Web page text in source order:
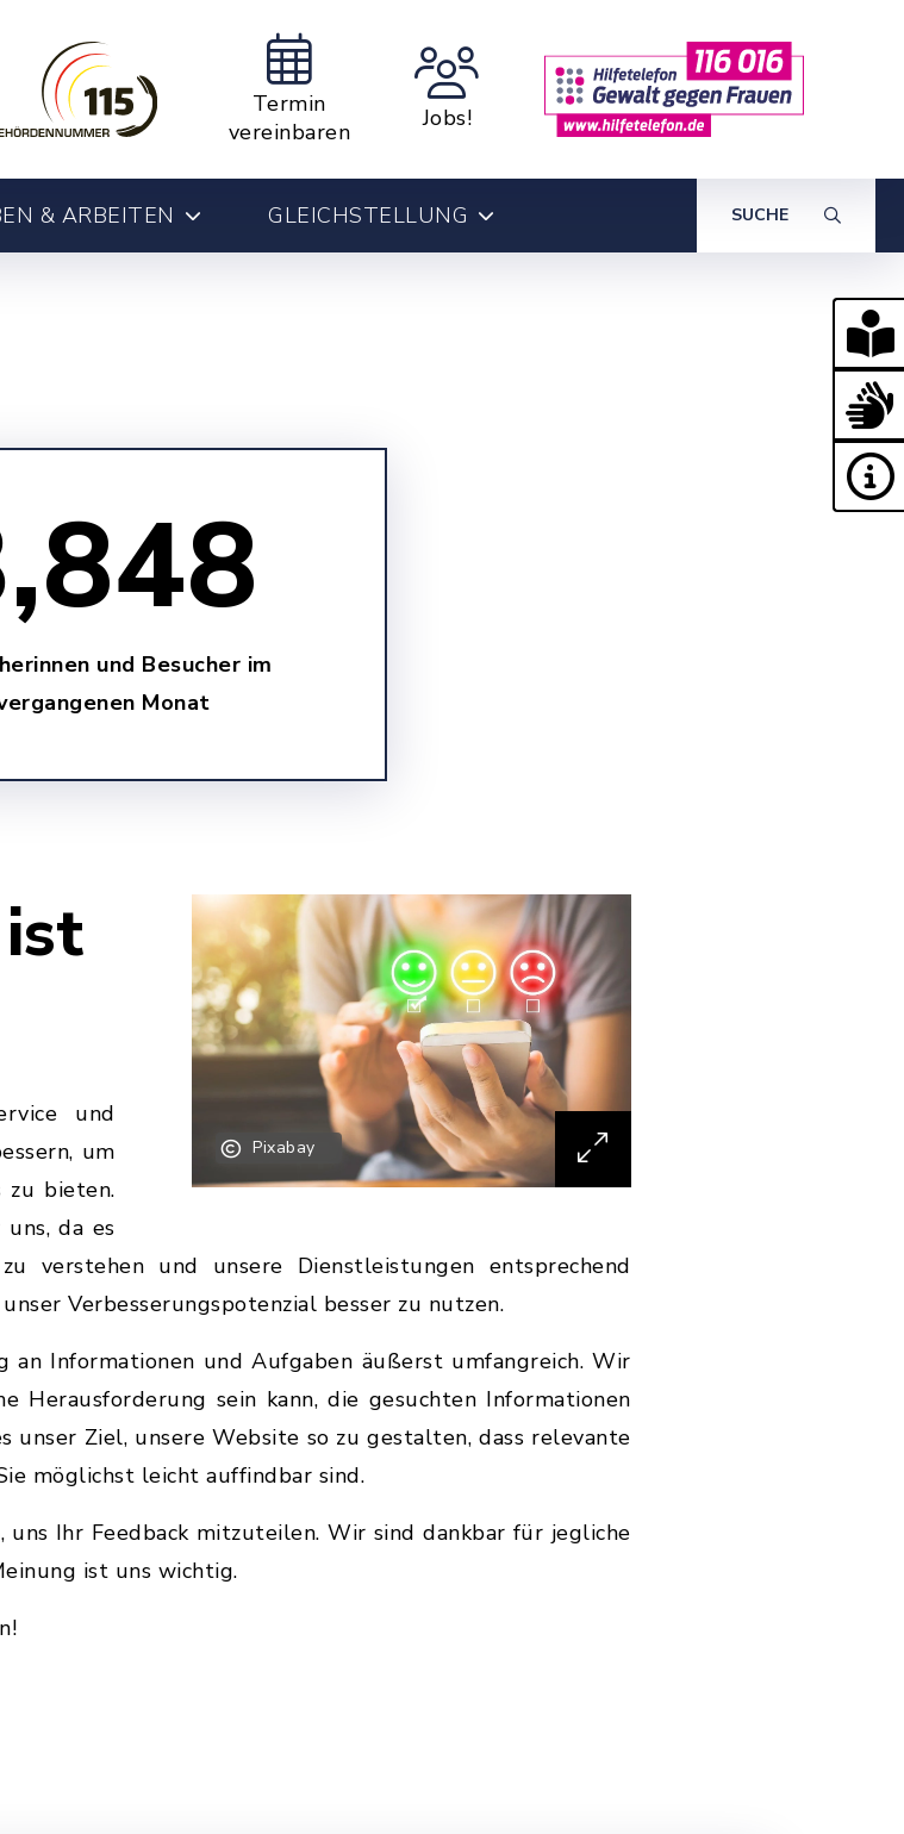
Termin
vereinbaren
Jobs!
& ARBEITEN GLEICHSTELLUNG SUCHE
und Besucher im
Monat
Pixabay
und
um
zu bieten.
da es
verstehen und unsere Dienstleistungen entsprechend
Verbesserungspotenzial besser zu nutzen.
Informationen und Aufgaben äußerst umfangreich. Wir
Herausforderung sein kann, die gesuchten Informationen
unser Ziel, unsere Website so zu gestalten, dass relevante
möglichst leicht auffindbar sind.
Ihr Feedback mitzuteilen. Wir sind dankbar für jegliche
ist uns wichtig.